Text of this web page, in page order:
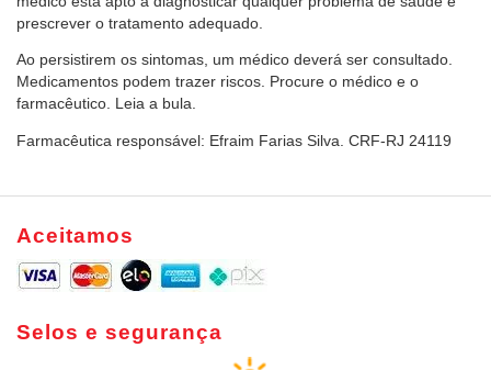
prescrever o tratamento adequado.
Ao persistirem os sintomas, um médico deverá ser consultado.
Medicamentos podem trazer riscos. Procure o médico e o
farmacêutico. Leia a bula.
Farmacêutica responsável: Efraim Farias Silva. CRF-RJ 24119
Aceitamos
Selos e segurança